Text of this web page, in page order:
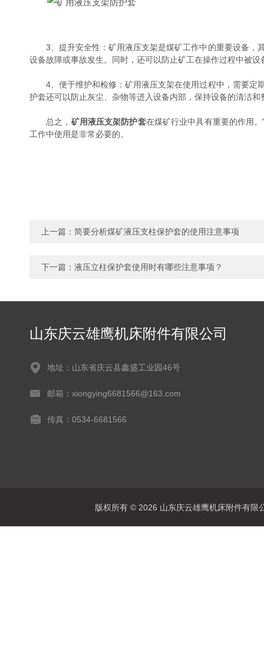
3、提升安全性：矿用液压支架是煤矿工作中的重要设备，
设备故障或事故发生。同时，还可以防止矿工在操作过程中被
4、便于维护和检修：矿用液压支架在使用过程中，需要定
护套还可以防止灰尘、杂物等进入设备内部，保持设备的清洁和
总之， 矿用液压支架防护套在煤矿行业中具有重要的作用
工作中使用是非常必要的。
上一篇： 简要分析煤矿液压支柱保护套的使用注意事项
下一篇： 液压立柱保护套使用时有哪些注意事项？
山东庆云雄鹰机床附件有限公司
地址：山东省庆云县鑫盛工业园46号
邮箱：xiongying6681566@163.com
传真：0534-6681566
版权所有 © 2026 山东庆云雄鹰机床附件有